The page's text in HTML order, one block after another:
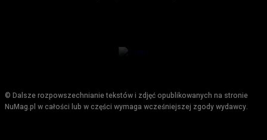
© Dalsze rozpowszechnianie tekstów i zdjęć opublikowanych na stronie
NuMag.pl w całości lub w części wymaga wcześniejszej zgody wydawcy.